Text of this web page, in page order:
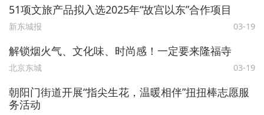
51项文旅产品拟入选2025年“故宫以东”合作项目
新东城报 03-19
解锁烟火气、文化味、时尚感！一定要来隆福寺
北京东城 03-19
朝阳门街道开展“指尖生花，温暖相伴”扭扭棒志愿服
务活动